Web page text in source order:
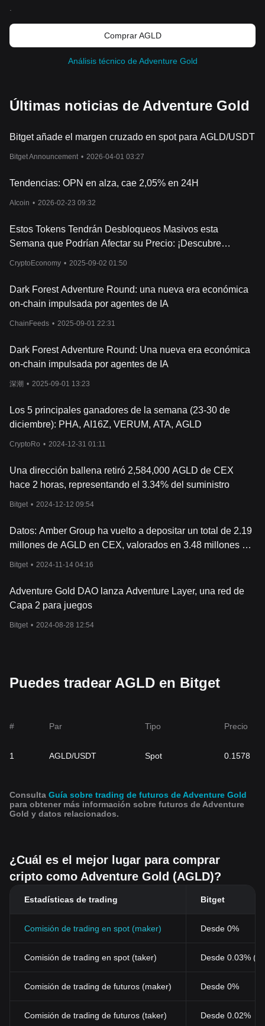
Comprar AGLD
Análisis técnico de Adventure Gold
Últimas noticias de Adventure Gold
Bitget añade el margen cruzado en spot para AGLD/USDT
Bitget Announcement • 2026-04-01 03:27
Tendencias: OPN en alza, cae 2,05% en 24H
AIcoin • 2026-02-23 09:32
Estos Tokens Tendrán Desbloqueos Masivos esta
Semana que Podrían Afectar su Precio: ¡Descubre
CryptoEconomy • 2025-09-02 01:50
Dark Forest Adventure Round: una nueva era económica
on-chain impulsada por agentes de IA
ChainFeeds • 2025-09-01 22:31
Dark Forest Adventure Round: Una nueva era económica
on-chain impulsada por agentes de IA
深潮 • 2025-09-01 13:23
Los 5 principales ganadores de la semana (23-30 de
diciembre): PHA, AI16Z, VERUM, ATA, AGLD
CryptoRo • 2024-12-31 01:11
Una dirección ballena retiró 2,584,000 AGLD de CEX
hace 2 horas, representando el 3.34% del suministro
Bitget • 2024-12-12 09:54
Datos: Amber Group ha vuelto a depositar un total de 2.19
millones de AGLD en CEX, valorados en 3.48 millones de
Bitget • 2024-11-14 04:16
Adventure Gold DAO lanza Adventure Layer, una red de
Capa 2 para juegos
Bitget • 2024-08-28 12:54
Puedes tradear AGLD en Bitget
# Par Tipo Precio
1 AGLD/USDT Spot 0.1578
Consulta Guía sobre trading de futuros de Adventure Gold
para obtener más información sobre futuros de Adventure
Gold y datos relacionados.
¿Cuál es el mejor lugar para comprar
cripto como Adventure Gold (AGLD)?
Estadísticas de trading Bitget
Comisión de trading en spot (maker) Desde 0%
Comisión de trading en spot (taker) Desde 0.03%
Comisión de trading de futuros (maker) Desde 0%
Comisión de trading de futuros (taker) Desde 0.02%